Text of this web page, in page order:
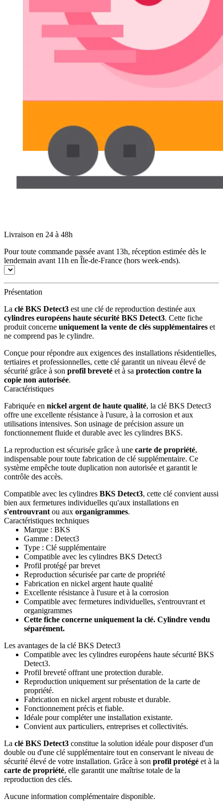
Livraison en 24 à 48h
Pour toute commande passée avant 13h, réception estimée dès le
lendemain avant 11h en Île-de-France (hors week-ends).
Présentation
La clé BKS Detect3 est une clé de reproduction destinée aux
cylindres européens haute sécurité BKS Detect3. Cette fiche
produit concerne uniquement la vente de clés supplémentaires et
ne comprend pas le cylindre.
Conçue pour répondre aux exigences des installations résidentielles,
tertiaires et professionnelles, cette clé garantit un niveau élevé de
sécurité grâce à son profil breveté et à sa protection contre la
copie non autorisée.
Caractéristiques
Fabriquée en nickel argent de haute qualité, la clé BKS Detect3
offre une excellente résistance à l'usure, à la corrosion et aux
utilisations intensives. Son usinage de précision assure un
fonctionnement fluide et durable avec les cylindres BKS.
La reproduction est sécurisée grâce à une carte de propriété,
indispensable pour toute fabrication de clé supplémentaire. Ce
système empêche toute duplication non autorisée et garantit le
contrôle des accès.
Compatible avec les cylindres BKS Detect3, cette clé convient aussi
bien aux fermetures individuelles qu'aux installations en
s'entrouvrant ou aux organigrammes.
Caractéristiques techniques
Marque : BKS
Gamme : Detect3
Type : Clé supplémentaire
Compatible avec les cylindres BKS Detect3
Profil protégé par brevet
Reproduction sécurisée par carte de propriété
Fabrication en nickel argent haute qualité
Excellente résistance à l'usure et à la corrosion
Compatible avec fermetures individuelles, s'entrouvrant et
organigrammes
Cette fiche concerne uniquement la clé. Cylindre vendu
séparément.
Les avantages de la clé BKS Detect3
Compatible avec les cylindres européens haute sécurité BKS
Detect3.
Profil breveté offrant une protection durable.
Reproduction uniquement sur présentation de la carte de
propriété.
Fabrication en nickel argent robuste et durable.
Fonctionnement précis et fiable.
Idéale pour compléter une installation existante.
Convient aux particuliers, entreprises et collectivités.
La clé BKS Detect3 constitue la solution idéale pour disposer d'un
double ou d'une clé supplémentaire tout en conservant le niveau de
sécurité élevé de votre installation. Grâce à son profil protégé et à la
carte de propriété, elle garantit une maîtrise totale de la
reproduction des clés.
Aucune information complémentaire disponible.